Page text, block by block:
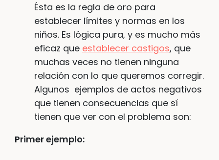
Ésta es la regla de oro para
establecer límites y normas en los
niños. Es lógica pura, y es mucho más
eficaz que establecer castigos, que
muchas veces no tienen ninguna
relación con lo que queremos corregir.
Algunos ejemplos de actos negativos
que tienen consecuencias que sí
tienen que ver con el problema son:
Primer ejemplo: